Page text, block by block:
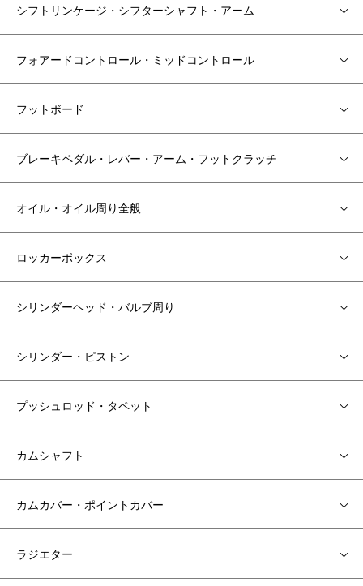
シフトリンケージ・シフターシャフト・アーム
フォアードコントロール・ミッドコントロール
フットボード
ブレーキペダル・レバー・アーム・フットクラッチ
オイル・オイル周り全般
ロッカーボックス
シリンダーヘッド・バルブ周り
シリンダー・ピストン
プッシュロッド・タペット
カムシャフト
カムカバー・ポイントカバー
ラジエター